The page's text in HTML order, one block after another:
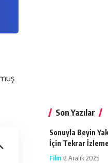
Son Yazılar
Sonuyla Beyin
İçin Tekrar
Film 2 Aralık 2025